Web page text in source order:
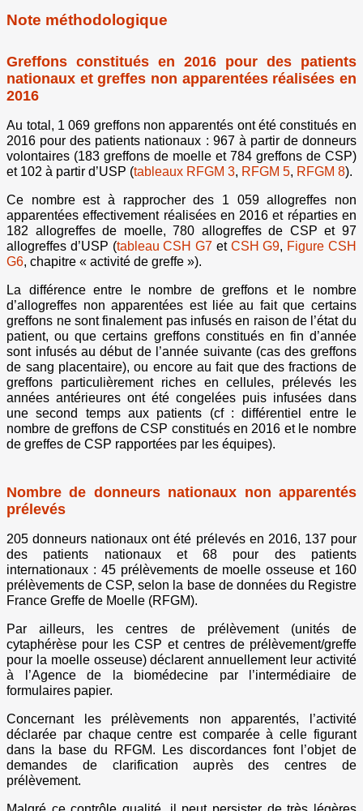
Note méthodologique
Greffons constitués en 2016 pour des patients
nationaux et greffes non apparentées réalisées en
2016
Au total, 1 069 greffons non apparentés ont été constitués en
2016 pour des patients nationaux : 967 à partir de donneurs
volontaires (183 greffons de moelle et 784 greffons de CSP)
et 102 à partir d’USP (tableaux RFGM 3, RFGM 5, RFGM 8).
Ce nombre est à rapprocher des 1 059 allogreffes non
apparentées effectivement réalisées en 2016 et réparties en
182 allogreffes de moelle, 780 allogreffes de CSP et 97
allogreffes d’USP (tableau CSH G7 et CSH G9, Figure CSH
G6, chapitre « activité de greffe »).
La différence entre le nombre de greffons et le nombre
d’allogreffes non apparentées est liée au fait que certains
greffons ne sont finalement pas infusés en raison de l’état du
patient, ou que certains greffons constitués en fin d’année
sont infusés au début de l’année suivante (cas des greffons
de sang placentaire), ou encore au fait que des fractions de
greffons particulièrement riches en cellules, prélevés les
années antérieures ont été congelées puis infusées dans
une second temps aux patients (cf : différentiel entre le
nombre de greffons de CSP constitués en 2016 et le nombre
de greffes de CSP rapportées par les équipes).
Nombre de donneurs nationaux non apparentés
prélevés
205 donneurs nationaux ont été prélevés en 2016, 137 pour
des patients nationaux et 68 pour des patients
internationaux : 45 prélèvements de moelle osseuse et 160
prélèvements de CSP, selon la base de données du Registre
France Greffe de Moelle (RFGM).
Par ailleurs, les centres de prélèvement (unités de
cytaphérèse pour les CSP et centres de prélèvement/greffe
pour la moelle osseuse) déclarent annuellement leur activité
à l’Agence de la biomédecine par l’intermédiaire de
formulaires papier.
Concernant les prélèvements non apparentés, l’activité
déclarée par chaque centre est comparée à celle figurant
dans la base du RFGM. Les discordances font l’objet de
demandes de clarification auprès des centres de
prélèvement.